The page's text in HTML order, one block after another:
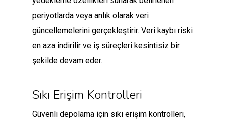
periyotlarda veya anlık olarak veri
güncellemelerini gerçekleştirir. Veri kaybı riski
en aza indirilir ve iş süreçleri kesintisiz bir
şekilde devam eder.
Sıkı Erişim Kontrolleri
Güvenli depolama için sıkı erişim kontrolleri,